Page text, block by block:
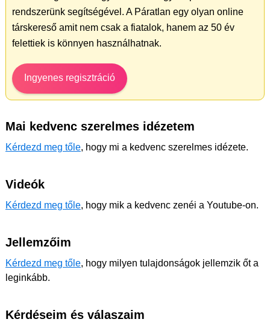
rendszerünk segítségével. A Páratlan egy olyan online
társkereső amit nem csak a fiatalok, hanem az 50 év
felettiek is könnyen használhatnak.
Ingyenes regisztráció
Mai kedvenc szerelmes idézetem
Kérdezd meg tőle, hogy mi a kedvenc szerelmes idézete.
Videók
Kérdezd meg tőle, hogy mik a kedvenc zenéi a Youtube-on.
Jellemzőim
Kérdezd meg tőle, hogy milyen tulajdonságok jellemzik őt a
leginkább.
Kérdéseim és válaszaim